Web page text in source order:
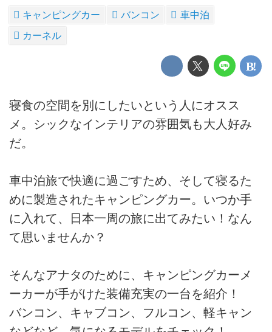
キャンピングカー バンコン
車中泊
カーネル
寝食の空間を別にしたいという人にオスス
メ。シックなインテリアの雰囲気も大人好み
だ。
車中泊旅で快適に過ごすため、そして寝るた
めに製造されたキャンピングカー。いつか手
に入れて、日本一周の旅に出てみたい！なん
て思いませんか？
そんなアナタのために、キャンピングカーメ
ーカーが手がけた装備充実の一台を紹介！
バンコン、キャブコン、フルコン、軽キャン